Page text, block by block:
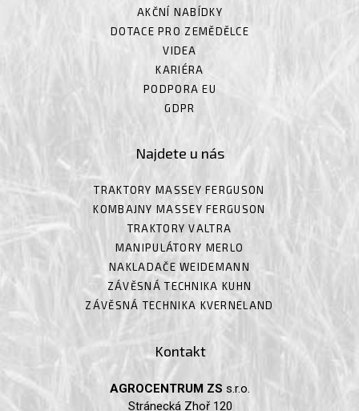
AKČNÍ NABÍDKY
DOTACE PRO ZEMĚDĚLCE
VIDEA
KARIÉRA
PODPORA EU
GDPR
Najdete u nás
TRAKTORY MASSEY FERGUSON
KOMBAJNY MASSEY FERGUSON
TRAKTORY VALTRA
MANIPULÁTORY MERLO
NAKLADAČE WEIDEMANN
ZÁVĚSNÁ TECHNIKA KUHN
ZÁVĚSNÁ TECHNIKA KVERNELAND
Kontakt
AGROCENTRUM ZS s.r.o.
Stránecká Zhoř 120